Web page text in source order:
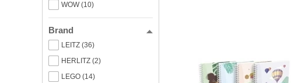
WOW (10)
Brand
LEITZ (36)
HERLITZ (2)
LEGO (14)